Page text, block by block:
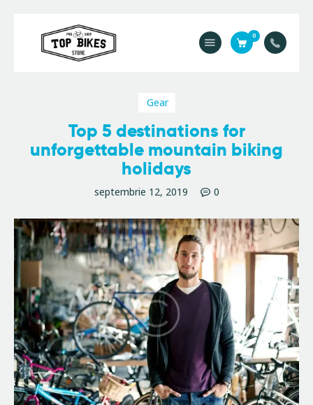
0
Contact
Magazin
Gear
Top 5 destinations for
unforgettable mountain biking
holidays
septembrie 12, 2019 0